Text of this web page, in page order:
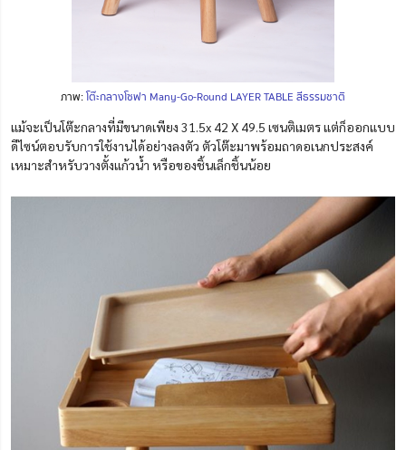
ภาพ:โต๊ะกลางโซฟา Many-Go-Round LAYER TABLE สีธรรมชาติ
แม้จะเป็นโต๊ะกลางที่มีขนาดเพียง 31.5x 42 X 49.5 เซนติเมตร แต่ก็ออกแบบ
ดีไซน์ตอบรับการใช้งานได้อย่างลงตัว ตัวโต๊ะมาพร้อมถาดอเนกประสงค์
เหมาะสำหรับวางตั้งแก้วน้ำ หรือของชิ้นเล็กชิ้นน้อย